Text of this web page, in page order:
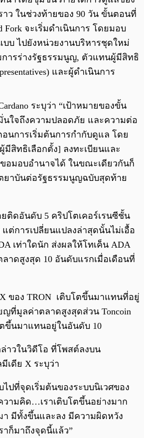
ว ในช่วงท้ายของ 90 วัน ขั้นตอนที่
Fork จะเริ่มดำเนินการ โดยมอบ
บบ ไปยังหน่วยงานบริหารชุดใหม่
ารร่างรัฐธรรมนูญ, ตัวแทนผู้มีสิทธิ
และผู้ดำเนินการ
ระบุว่า “เป้าหมายของขั้น
นใจถึงความปลอดภัย และความต่อ
อนการเริ่มต้นการกำกับดูแล โดย
สิทธิเลือกตั้ง] ลงทะเบียนและ
อมอบอำนาจได้ ในขณะเดียวกันก็
าบันต่อรัฐธรรมนูญฉบับสุดท้าย
ยติดอันดับ 5 คริปโตเคอร์เรนซีชั้น
ต่การเปลี่ยนแปลงล่าสุดนั้นไม่เอื้อ
เท่าใดนัก ส่งผลให้โทเค็น ADA
าดสูงสุด 10 อันดับแรกเมื่อเดือนที่
ของ TRON เติบโตขึ้นมาแทนที่อยู่
ญที่มูลค่าตลาดสูงสุดส่วน Toncoin
ตขึ้นมาแทนอยู่ในอันดับ 10
ล่าวในวิดีโอ ที่โพสต์ลงบน
เดีย X ระบุว่า
ปที่จุดเริ่มต้นของระบบนิเวศของ
วามคิด…เราเติบโตขึ้นอย่างมาก
มีทั้งขึ้นและลง มีความผิดหวัง
ก็มาถึงจุดนี้แล้ว”